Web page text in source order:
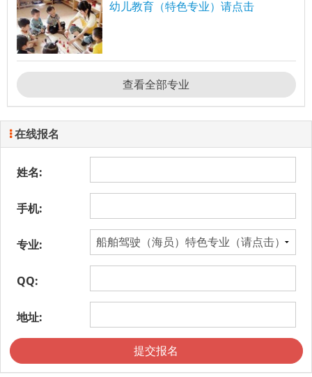
幼儿教育（特色专业）请点击
查看全部专业
在线报名
姓名:
手机:
专业:
QQ:
地址:
提交报名